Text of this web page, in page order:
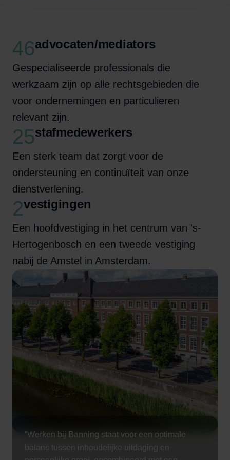
46advocaten/mediators
Gespecialiseerde professionals die
werkzaam zijn op alle rechtsgebieden die
voor ondernemingen en particulieren
relevant zijn.
25stafmedewerkers
Een sterk team dat zorgt voor de
ondersteuning en continuïteit van onze
dienstverlening.
2vestigingen
Een hoofdvestiging in het centrum van 's-
Hertogenbosch en een tweede vestiging
nabij de Amstel in Amsterdam.
“Werken bij Banning staat voor een optimale
balans tussen inhoudelijke uitdaging en